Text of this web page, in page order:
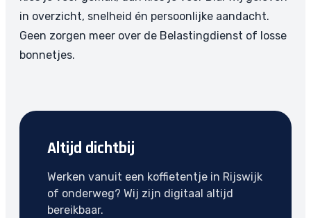
in overzicht, snelheid én persoonlijke aandacht.
Geen zorgen meer over de Belastingdienst of losse
bonnetjes.
Altijd dichtbij
Werken vanuit een koffietentje in Rijswijk
of onderweg? Wij zijn digitaal altijd
bereikbaar.